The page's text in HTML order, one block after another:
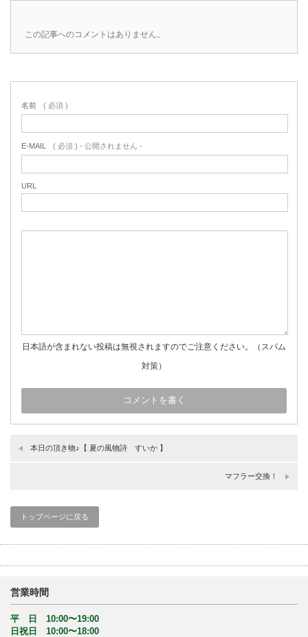
この記事へのコメントはありません。
名前 ( 必須 )
E-MAIL ( 必須 ) - 公開されません -
URL
日本語が含まれない投稿は無視されますのでご注意ください。（スパム
対策）
本日の頂き物♪【 夏の風物詩 すいか 】
マフラー交換！
トップページに戻る
営業時間
平 日 10:00〜19:00
日祝日 10:00〜18:00